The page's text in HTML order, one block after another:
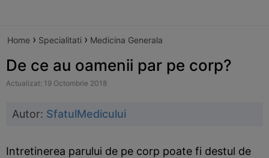
Home › Specialitati › Medicina Generala
De ce au oamenii par pe corp?
Actualizat: 19 Octombrie 2018
Autor: SfatulMedicului
Intretinerea parului de pe corp poate fi destul de